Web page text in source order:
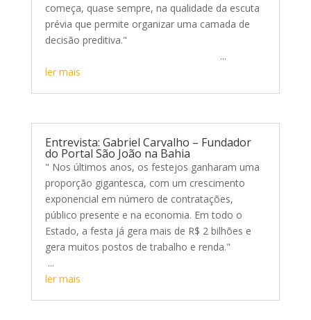
começa, quase sempre, na qualidade da escuta
prévia que permite organizar uma camada de
decisão preditiva."
...
ler mais
Entrevista: Gabriel Carvalho – Fundador
do Portal São João na Bahia
" Nos últimos anos, os festejos ganharam uma
proporção gigantesca, com um crescimento
exponencial em número de contratações,
público presente e na economia. Em todo o
Estado, a festa já gera mais de R$ 2 bilhões e
gera muitos postos de trabalho e renda."
...
ler mais